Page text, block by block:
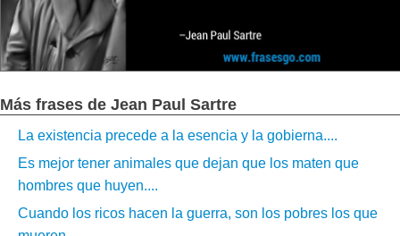
Más frases de Jean Paul Sartre
La existencia precede a la esencia y la gobierna....
Es mejor tener animales que dejan que los maten que
hombres que huyen....
Cuando los ricos hacen la guerra, son los pobres los que